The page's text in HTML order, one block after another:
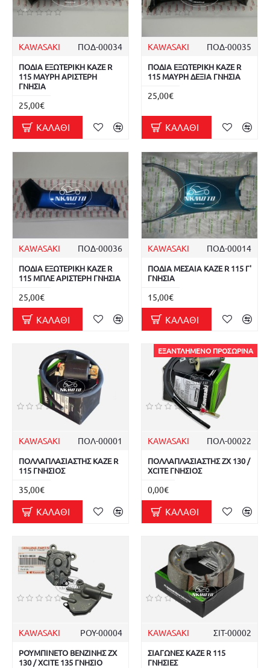
KAWASAKI ΠΟΔ-00034
ΠΟΔΙΑ ΕΞΩΤΕΡΙΚΗ KAZE R
115 ΜΑΥΡΗ ΑΡΙΣΤΕΡΗ
ΓΝΗΣΙΑ
25,00€
ΚΑΛΆΘΙ
KAWASAKI ΠΟΔ-00035
ΠΟΔΙΑ ΕΞΩΤΕΡΙΚΗ KAZE R
115 ΜΑΥΡΗ ΔΕΞΙΑ ΓΝΗΣΙΑ
25,00€
ΚΑΛΆΘΙ
KAWASAKI ΠΟΔ-00036
ΠΟΔΙΑ ΕΞΩΤΕΡΙΚΗ KAZE R
115 ΜΠΛΕ ΑΡΙΣΤΕΡΗ ΓΝΗΣΙΑ
25,00€
ΚΑΛΆΘΙ
KAWASAKI ΠΟΔ-00014
ΠΟΔΙΑ ΜΕΣΑΙΑ KAZE R 115 Γ'
ΓΝΗΣΙΑ
15,00€
ΚΑΛΆΘΙ
KAWASAKI ΠΟΛ-00001
ΠΟΛΛΑΠΛΑΣΙΑΣΤΗΣ KAZE R
115 ΓΝΗΣΙΟΣ
35,00€
ΚΑΛΆΘΙ
ΕΞΑΝΤΛΗΜΈΝΟ ΠΡΟΣΩΡΙΝΆ
KAWASAKI ΠΟΛ-00022
ΠΟΛΛΑΠΛΑΣΙΑΣΤΗΣ ZX 130 /
XCITE ΓΝΗΣΙΟΣ
0,00€
ΚΑΛΆΘΙ
KAWASAKI ΡΟΥ-00004
ΡΟΥΜΠΙΝΕΤΟ ΒΕΝΖΙΝΗΣ ZX
130 / XCITE 135 ΓΝΗΣΙΟ
KAWASAKI ΣΙΤ-00002
ΣΙΑΓΩΝΕΣ KAZE R 115
ΓΝΗΣΙΕΣ